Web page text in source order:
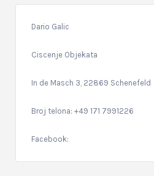
Dario Galic
Ciscenje Objekata
In de Masch 3, 22869 Schenefeld
Broj telona: +49 171 7991226
Facebook: